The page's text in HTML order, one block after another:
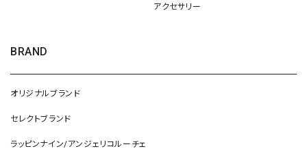
アクセサリー
BRAND
オリジナルブランド
セレクトブランド
ラッピンナイン/アンジェリコルーチェ